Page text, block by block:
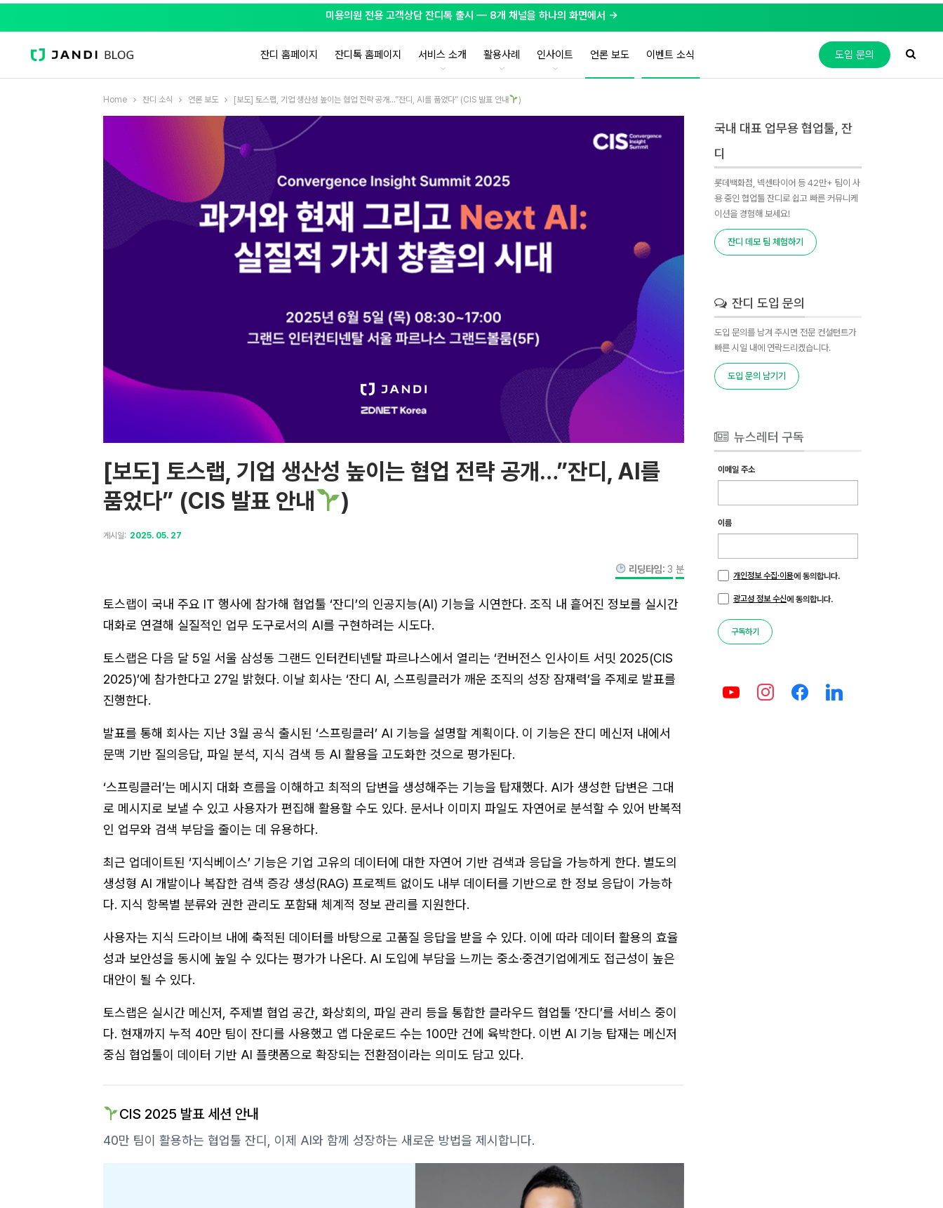
미용의원 전용 고객상담 잔디톡 출시 — 8개 채널을 하나의 화면에서 →
도입 문의
잔디 홈페이지 잔디톡 홈페이지 서비스 소개 활용사례 인사이트 언론 보도 이벤트 소식
Home 잔디 소식 언론 보도 [보도] 토스랩, 기업 생산성 높이는 협업 전략 공개…”잔디, AI를 품었다” (CIS 발표 안내 )
[보도] 토스랩, 기업 생산성 높이는 협업 전략 공개…”잔디, AI를
품었다” (CIS 발표 안내
)
게시일: 2025. 05. 27
리딩타임: 3 분
토스랩이 국내 주요 IT 행사에 참가해 협업툴 ‘잔디’의 인공지능(AI) 기능을 시연한다. 조직 내 흩어진 정보를 실시간
대화로 연결해 실질적인 업무 도구로서의 AI를 구현하려는 시도다.
토스랩은 다음 달 5일 서울 삼성동 그랜드 인터컨티넨탈 파르나스에서 열리는 ‘컨버전스 인사이트 서밋 2025(CIS
2025)’에 참가한다고 27일 밝혔다. 이날 회사는 ‘잔디 AI, 스프링클러가 깨운 조직의 성장 잠재력’을 주제로 발표를
진행한다.
발표를 통해 회사는 지난 3월 공식 출시된 ‘스프링클러’ AI 기능을 설명할 계획이다. 이 기능은 잔디 메신저 내에서
문맥 기반 질의응답, 파일 분석, 지식 검색 등 AI 활용을 고도화한 것으로 평가된다.
‘스프링클러’는 메시지 대화 흐름을 이해하고 최적의 답변을 생성해주는 기능을 탑재했다. AI가 생성한 답변은 그대
로 메시지로 보낼 수 있고 사용자가 편집해 활용할 수도 있다. 문서나 이미지 파일도 자연어로 분석할 수 있어 반복적
인 업무와 검색 부담을 줄이는 데 유용하다.
최근 업데이트된 ‘지식베이스’ 기능은 기업 고유의 데이터에 대한 자연어 기반 검색과 응답을 가능하게 한다. 별도의
생성형 AI 개발이나 복잡한 검색 증강 생성(RAG) 프로젝트 없이도 내부 데이터를 기반으로 한 정보 응답이 가능하
다. 지식 항목별 분류와 권한 관리도 포함돼 체계적 정보 관리를 지원한다.
사용자는 지식 드라이브 내에 축적된 데이터를 바탕으로 고품질 응답을 받을 수 있다. 이에 따라 데이터 활용의 효율
성과 보안성을 동시에 높일 수 있다는 평가가 나온다. AI 도입에 부담을 느끼는 중소·중견기업에게도 접근성이 높은
대안이 될 수 있다.
토스랩은 실시간 메신저, 주제별 협업 공간, 화상회의, 파일 관리 등을 통합한 클라우드 협업툴 ‘잔디’를 서비스 중이
다. 현재까지 누적 40만 팀이 잔디를 사용했고 앱 다운로드 수는 100만 건에 육박한다. 이번 AI 기능 탑재는 메신저
중심 협업툴이 데이터 기반 AI 플랫폼으로 확장되는 전환점이라는 의미도 담고 있다.
CIS 2025 발표 세션 안내
40만 팀이 활용하는 협업툴 잔디, 이제 AI와 함께 성장하는 새로운 방법을 제시합니다.
국내 대표 업무용 협업툴, 잔
디
롯데백화점, 넥센타이어 등 42만+ 팀이 사
용 중인 협업툴 잔디로 쉽고 빠른 커뮤니케
이션을 경험해 보세요!
잔디 데모 팀 체험하기
잔디 도입 문의
도입 문의를 남겨 주시면 전문 컨설턴트가
빠른 시일 내에 연락드리겠습니다.
도입 문의 남기기
뉴스레터 구독
이메일 주소
이름
개인정보 수집·이용에 동의합니다.
광고성 정보 수신에 동의합니다.
구독하기